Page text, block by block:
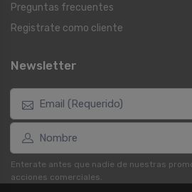
Preguntas frecuentes
Registrate como cliente
Newsletter
Enterate antes que nadie de nuestras
acciones comerciales.